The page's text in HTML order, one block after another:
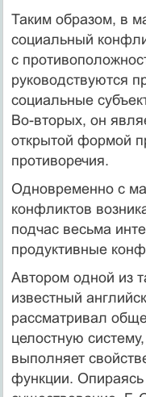
Таким образом, в
социальный
с
руководствуются
социальные
Во-вторых, он
открытой формой
проти­воречия.
Одновременно с
конфликтов
подчас весьма
продуктивные
Автором одной из
известный
рассматривал
целостную
выполняет
функции.